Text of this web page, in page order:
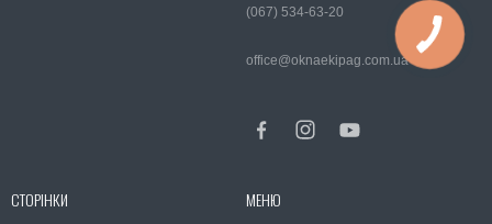
СТОРІНКИ МЕНЮ
(067) 534-63-20
office@oknaekipag.com.ua